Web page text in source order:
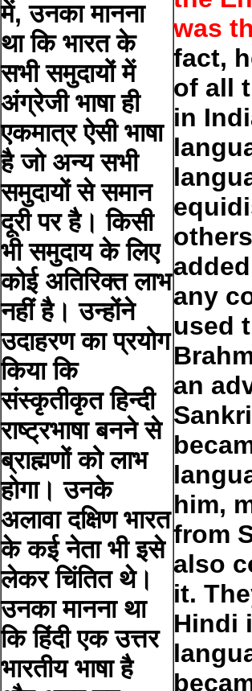
में, उनका मानना ​​
था कि भारत के
सभी समुदायों में
अंग्रेजी भाषा ही
एकमात्र ऐसी भाषा
है जो अन्य सभी
समुदायों से समान
दूरी पर है। किसी
भी समुदाय के लिए
कोई अतिरिक्त लाभ
नहीं है। उन्होंने
उदाहरण का प्रयोग
किया कि
संस्कृतीकृत हिन्दी
राष्ट्रभाषा बनने से
ब्राह्मणों को लाभ
होगा। उनके
अलावा दक्षिण भारत
के कई नेता भी इसे
लेकर चिंतित थे।
उनका मानना ​​था
कि हिंदी एक उत्तर
भारतीय भाषा है
was
fact,
of all
in
any
used
an
him,
from
also
it.
Hindi